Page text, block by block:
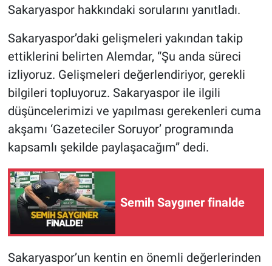
Sakaryaspor hakkındaki sorularını yanıtladı.
Sakaryaspor’daki gelişmeleri yakından takip
ettiklerini belirten Alemdar, “Şu anda süreci
izliyoruz. Gelişmeleri değerlendiriyor, gerekli
bilgileri topluyoruz. Sakaryaspor ile ilgili
düşüncelerimizi ve yapılması gerekenleri cuma
akşamı ‘Gazeteciler Soruyor’ programında
kapsamlı şekilde paylaşacağım” dedi.
Semih Saygıner finalde
Sakaryaspor’un kentin en önemli değerlerinden